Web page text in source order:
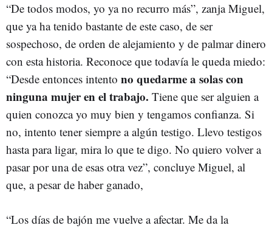
“De todos modos, yo ya no recurro más”, zanja Miguel,
que ya ha tenido bastante de este caso, de ser
sospechoso, de orden de alejamiento y de palmar dinero
con esta historia. Reconoce que todavía le queda miedo:
“Desde entonces intento no quedarme a solas con
ninguna mujer en el trabajo. Tiene que ser alguien a
quien conozca yo muy bien y tengamos confianza. Si
no, intento tener siempre a algún testigo. Llevo testigos
hasta para ligar, mira lo que te digo. No quiero volver a
pasar por una de esas otra vez”, concluye Miguel, al
que, a pesar de haber ganado,
“Los días de bajón me vuelve a afectar. Me da la